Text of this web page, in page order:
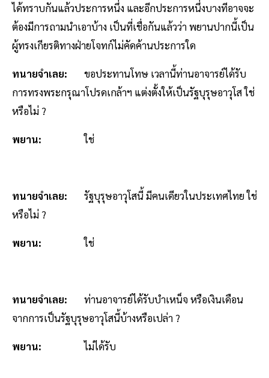
ได้ทราบกันแล้วประการหนึ่ง และอีกประการหนึ่งบางทีอาจจะ
ต้องมีการถามนำเอาบ้าง เป็นที่เชื่อกันแล้วว่า พยานปากนี้เป็น
ผู้ทรงเกียรติทางฝ่ายโจทก์ไม่คัดค้านประการใด
ทนายจำเลย:
ขอประทานโทษ เวลานี้ท่านอาจารย์ได้รับ
การทรงพระกรุณาโปรดเกล้าฯ แต่งตั้งให้เป็นรัฐบุรุษอาวุโส ใช่
หรือไม่ ?
พยาน: ใช่
ทนายจำเลย:
รัฐบุรุษอาวุโสนี้ มีคนเดียวในประเทศไทย ใช่
หรือไม่ ?
พยาน: ใช่
ทนายจำเลย:
ท่านอาจารย์ได้รับบำเหน็จ หรือเงินเดือน
จากการเป็นรัฐบุรุษอาวุโสนี้บ้างหรือเปล่า ?
พยาน: ไม่ได้รับ